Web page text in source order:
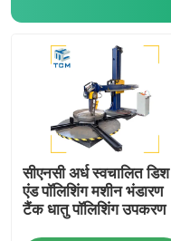
सीएनसी अर्ध स्वचालित डिश
एंड पॉलिशिंग मशीन भंडारण
टैंक धातु पॉलिशिंग उपकरण